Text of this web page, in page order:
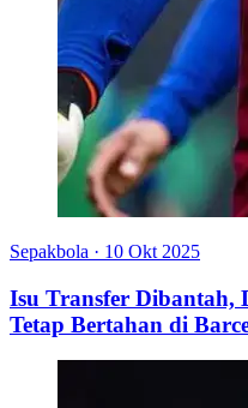
Sepakbola · 10 Okt 2025
Isu Transfer Dibantah,
Tetap Bertahan di